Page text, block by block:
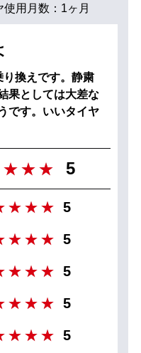
使用月数： 1ヶ月
換えです。静粛
果としては大差な
です。いいタイヤ
5
5
5
5
5
5